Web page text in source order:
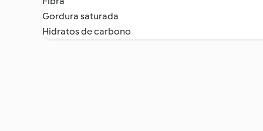
Gordura saturada
Hidratos de carbono